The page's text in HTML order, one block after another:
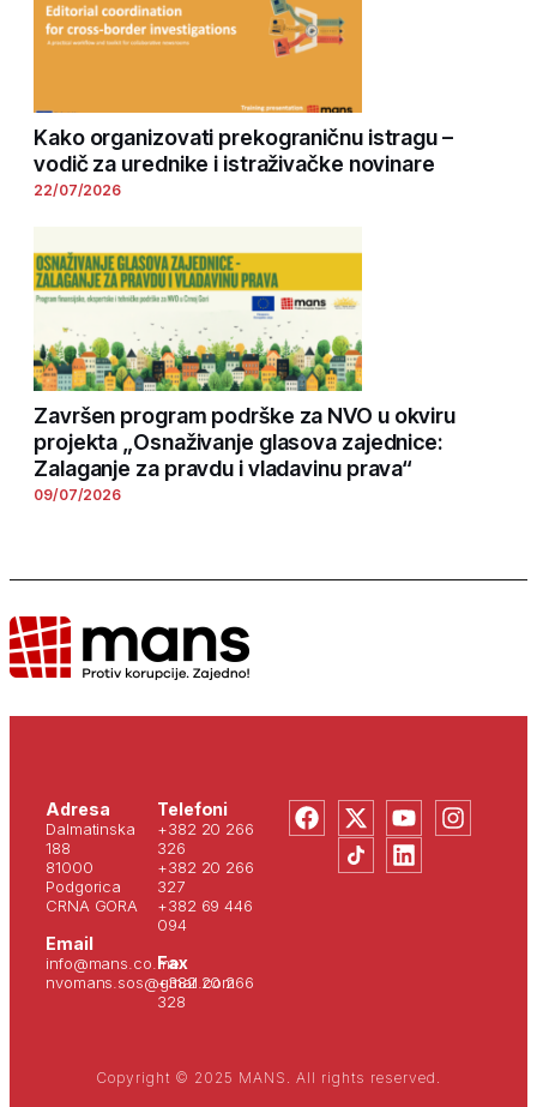
Kako organizovati prekograničnu istragu –
vodič za urednike i istraživačke novinare
22/07/2026
Završen program podrške za NVO u okviru
projekta „Osnaživanje glasova zajednice:
Zalaganje za pravdu i vladavinu prava“
09/07/2026
Adresa
Dalmatinska
188
81000
Podgorica
CRNA GORA
Email
info@mans.co.me
nvomans.sos@gmail.com
Telefoni
+382 20 266
326
+382 20 266
327
+382 69 446
094
Fax
+382 20 266
328
Copyright © 2025 MANS. All rights reserved.